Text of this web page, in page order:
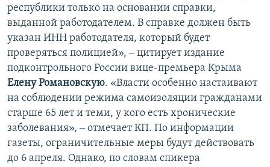
республики только на основании справки,
выданной работодателем. В справке должен быть
указан ИНН работодателя, который будет
проверяться полицией», ‒ цитирует издание
подконтрольного России вице-премьера Крыма
Елену Романовскую. «Власти особенно настаивают
на соблюдении режима самоизоляции гражданами
старше 65 лет и теми, у кого есть хронические
заболевания», ‒ отмечает КП. По информации
газеты, ограничительные меры будут действовать
до 6 апреля. Однако, по словам спикера